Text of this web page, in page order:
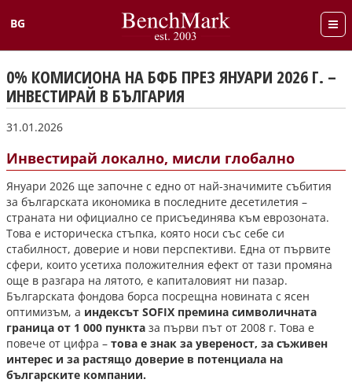
BG
English
0% КОМИСИОНА НА БФБ ПРЕЗ ЯНУАРИ 2026 Г. –
ИНВЕСТИРАЙ В БЪЛГАРИЯ
31.01.2026
Инвестирай локално, мисли глобално
Януари 2026 ще започне с едно от най-значимите събития
за българската икономика в последните десетилетия –
страната ни официално се присъединява към еврозоната.
Това е историческа стъпка, която носи със себе си
стабилност, доверие и нови перспективи. Една от първите
сфери, които усетиха положителния ефект от тази промяна
още в разгара на лятото, е капиталовият ни пазар.
Българската фондова борса посрещна новината с ясен
оптимизъм, а индексът SOFIX премина символичната
граница от 1 000 пункта за първи път от 2008 г. Това е
повече от цифра – това е знак за увереност, за съживен
интерес и за растящо доверие в потенциала на
българските компании.